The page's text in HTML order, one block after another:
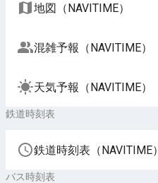
地図（NAVITIME）
混雑予報（NAVITIME）
天気予報（NAVITIME）
鉄道時刻表
鉄道時刻表（NAVITIME）
バス時刻表